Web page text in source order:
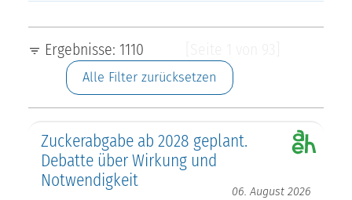
Ergebnisse: 1110
Alle Filter zurücksetzen
Zuckerabgabe ab 2028 geplant.
Debatte über Wirkung und
Notwendigkeit
06. August 2026